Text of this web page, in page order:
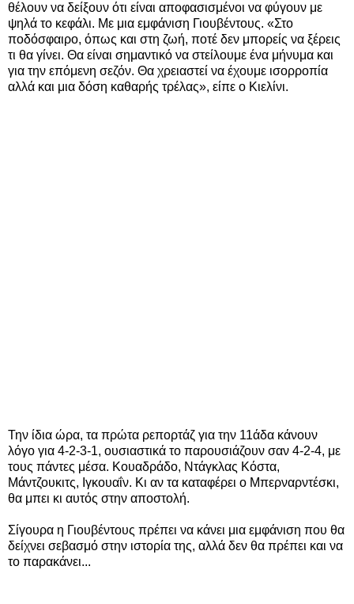
θέλουν να δείξουν ότι είναι αποφασισμένοι να φύγουν με
ψηλά το κεφάλι. Με μια εμφάνιση Γιουβέντους. «Στο
ποδόσφαιρο, όπως και στη ζωή, ποτέ δεν μπορείς να ξέρεις
τι θα γίνει. Θα είναι σημαντικό να στείλουμε ένα μήνυμα και
για την επόμενη σεζόν. Θα χρειαστεί να έχουμε ισορροπία
αλλά και μια δόση καθαρής τρέλας», είπε ο Κιελίνι.
Την ίδια ώρα, τα πρώτα ρεπορτάζ για την 11άδα κάνουν
λόγο για 4-2-3-1, ουσιαστικά το παρουσιάζουν σαν 4-2-4, με
τους πάντες μέσα. Κουαδράδο, Ντάγκλας Κόστα,
Μάντζουκιτς, Ιγκουαΐν. Κι αν τα καταφέρει ο Μπερναρντέσκι,
θα μπει κι αυτός στην αποστολή.
Σίγουρα η Γιουβέντους πρέπει να κάνει μια εμφάνιση που θα
δείχνει σεβασμό στην ιστορία της, αλλά δεν θα πρέπει και να
το παρακάνει...